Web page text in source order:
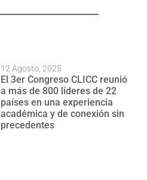
El 3er Congreso CLICC reunió
a más de 800 líderes de 22
países en una experiencia
académica y de conexión sin
precedentes
12 Agosto, 2025